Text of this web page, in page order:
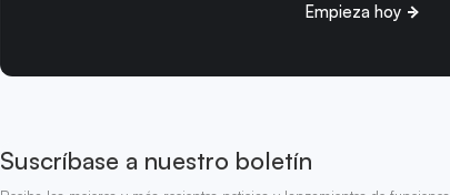
Empieza hoy
Suscríbase a nuestro boletín